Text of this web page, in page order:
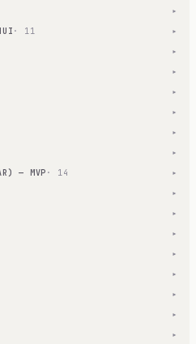
▾
· 11 ▾
▾
▾
▾
▾
▾
▾
— MVP · 14 ▾
▾
▾
▾
▾
▾
▾
▾
▾